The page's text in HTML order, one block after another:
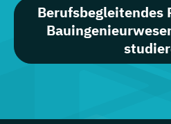
Berufsbegleitendes